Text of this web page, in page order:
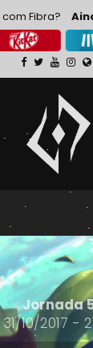
Fibra?
Jornada
31/10/2017 -